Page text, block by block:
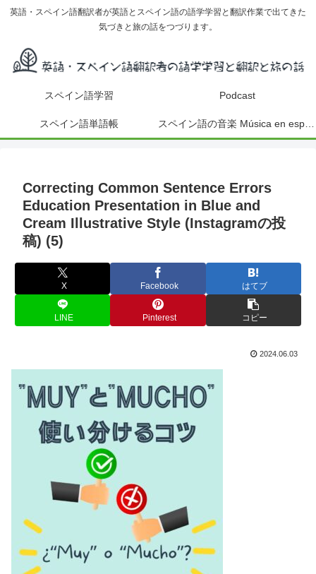
英語・スペイン語翻訳者が英語とスペイン語の語学学習と翻訳作業で出てきた
気づきと旅の話をつづります。
スペイン語学習 Podcast
スペイン語単語帳
Correcting Common Sentence Errors
Education Presentation in Blue and
Cream Illustrative Style (Instagramの投
稿) (5)
X Facebook はてブ
LINE Pinterest コピー
2024.06.03